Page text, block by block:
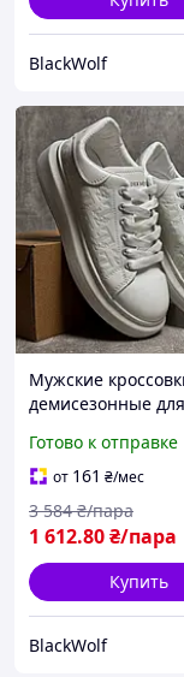
BlackWolf
Мужские
демисезонные для
белые BLK-113
Готово к отправке
от 161 ₴/мес
1 612.80₴/пара
3 584 ₴/пара
Купить
BlackWolf